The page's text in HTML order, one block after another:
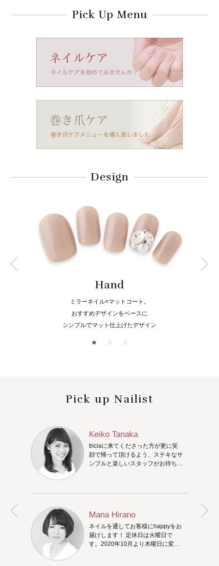
Pick Up Menu
Design
Hand
ミラーネイル×マットコート。
おすすめデザインをベースに
シンプルでマット仕上げたデザイン
Pick up Nailist
Keiko Tanaka
triciaに来てくださった方が更に笑
顔で帰って頂けるよう、ステキなサ
ンプルと楽しいスタッフがお待ちし
Mana Hirano
ネイルを通してお客様にhappyをお
届けします！ 定休日は火曜日で
す。2020年10月より木曜日に変更